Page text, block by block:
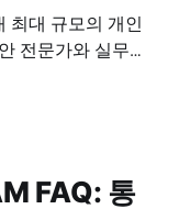
전문가와 실무자
됩니다. 디지
하게 방어할 수 있
FAQ: 통